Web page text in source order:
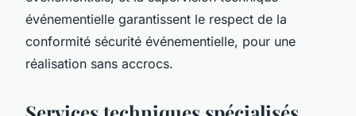
événementielle garantissent le respect de la
conformité sécurité événementielle, pour une
réalisation sans accrocs.